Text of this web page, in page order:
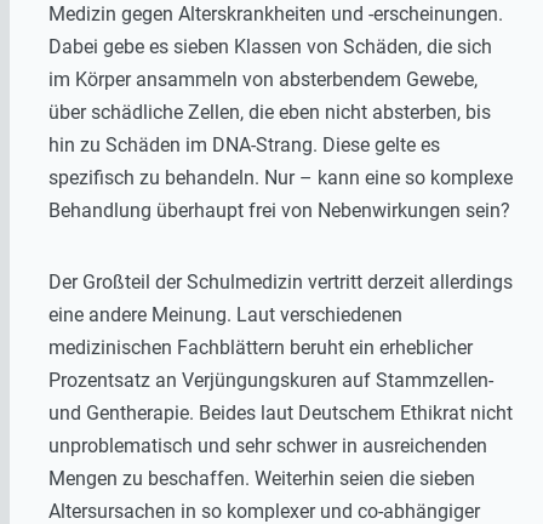
Medizin gegen Alterskrankheiten und -erscheinungen.
Dabei gebe es sieben Klassen von Schäden, die sich
im Körper ansammeln von absterbendem Gewebe,
über schädliche Zellen, die eben nicht absterben, bis
hin zu Schäden im DNA-Strang. Diese gelte es
spezifisch zu behandeln. Nur – kann eine so komplexe
Behandlung überhaupt frei von Nebenwirkungen sein?
Der Großteil der Schulmedizin vertritt derzeit allerdings
eine andere Meinung. Laut verschiedenen
medizinischen Fachblättern beruht ein erheblicher
Prozentsatz an Verjüngungskuren auf Stammzellen-
und Gentherapie. Beides laut Deutschem Ethikrat nicht
unproblematisch und sehr schwer in ausreichenden
Mengen zu beschaffen. Weiterhin seien die sieben
Altersursachen in so komplexer und co-abhängiger